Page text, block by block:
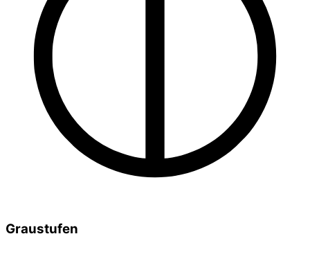
Graustufen